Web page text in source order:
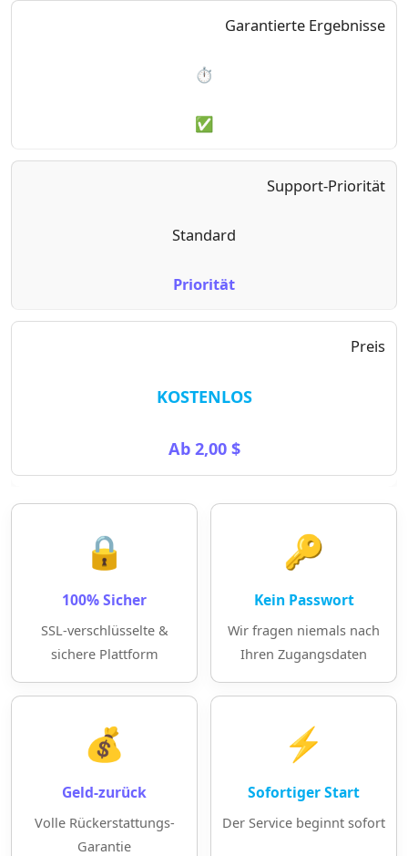
Garantierte Ergebnisse
⏱️
✅
Support-Priorität
Standard
Priorität
Preis
KOSTENLOS
Ab 2,00 $
🔒
100% Sicher
SSL-verschlüsselte &
sichere Plattform
🔑
Kein Passwort
Wir fragen niemals nach
Ihren Zugangsdaten
💰
Geld-zurück
Volle Rückerstattungs-
Garantie
⚡
Sofortiger Start
Der Service beginnt sofort